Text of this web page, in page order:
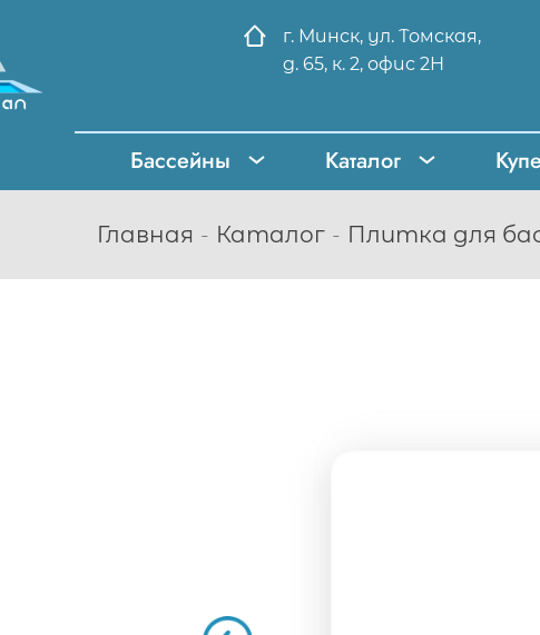
г. Минск, ул. Томская,
д. 65, к. 2, офис 2Н
Бассейны Каталог
Главная Каталог Плитка для